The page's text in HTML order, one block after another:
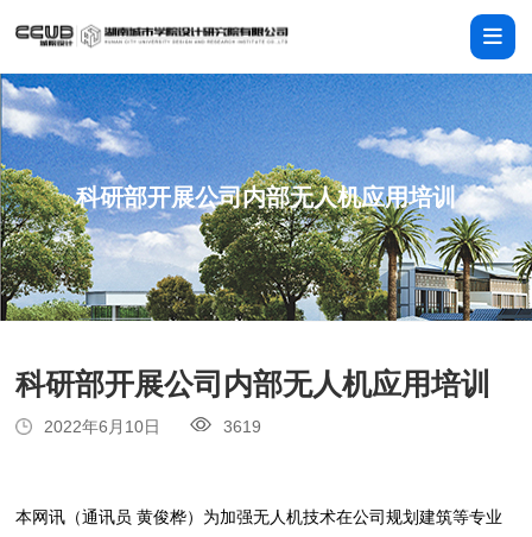
科研部开展公司内部无人机应用培训
科研部开展公司内部无人机应用培训
2022年6月10日 3619
本网讯（通讯员 黄俊桦）为加强无人机技术在公司规划建筑等专业